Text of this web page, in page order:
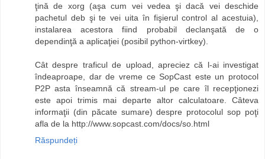
ţină de xorg (aşa cum vei vedea şi dacă vei deschide
pachetul deb şi te vei uita în fişierul control al acestuia),
instalarea acestora fiind probabil declanşată de o
dependinţă a aplicaţiei (posibil python-virtkey).
Cât despre traficul de upload, apreciez că l-ai investigat
îndeaproape, dar de vreme ce SopCast este un protocol
P2P asta înseamnă că stream-ul pe care îl recepţionezi
este apoi trimis mai departe altor calculatoare. Câteva
informaţii (din păcate sumare) despre protocolul sop poţi
afla de la http://www.sopcast.com/docs/so.html
Răspundeți